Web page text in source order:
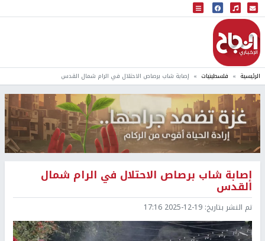
البث المباشر
إذاعة النجاح
الرئيسية فلسطينيات إصابة شاب برصاص الاحتلال في الرام شمال القدس
إصابة شاب برصاص الاحتلال في الرام شمال
القدس
تم النشر بتاريخ: 2025-12-19 17:16